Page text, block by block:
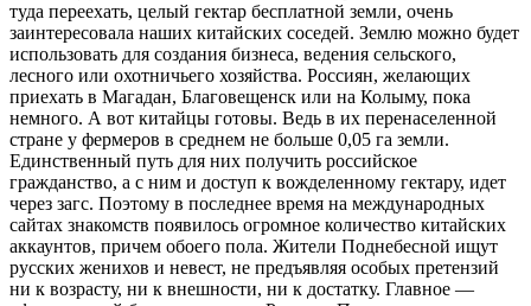
туда переехать, целый гектар бесплатной земли, очень
заинтересовала наших китайских соседей. Землю можно будет
использовать для создания бизнеса, ведения сельского,
лесного или охотничьего хозяйства. Россиян, желающих
приехать в Магадан, Благовещенск или на Колыму, пока
немного. А вот китайцы готовы. Ведь в их перенаселенной
стране у фермеров в среднем не больше 0,05 га земли.
Единственный путь для них получить российское
гражданство, а с ним и доступ к вожделенному гектару, идет
через загс. Поэтому в последнее время на международных
сайтах знакомств появилось огромное количество китайских
аккаунтов, причем обоего пола. Жители Поднебесной ищут
русских женихов и невест, не предъявляя особых претензий
ни к возрасту, ни к внешности, ни к достатку. Главное —